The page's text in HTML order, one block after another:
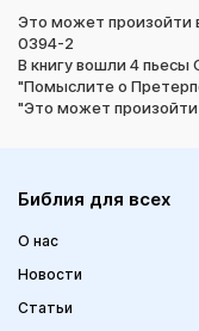
Это может произойти
0394-2
В книгу вошли 4 пьесы
"Помыслите о
"Это может произойти
Библия для всех
О нас
Новости
Статьи